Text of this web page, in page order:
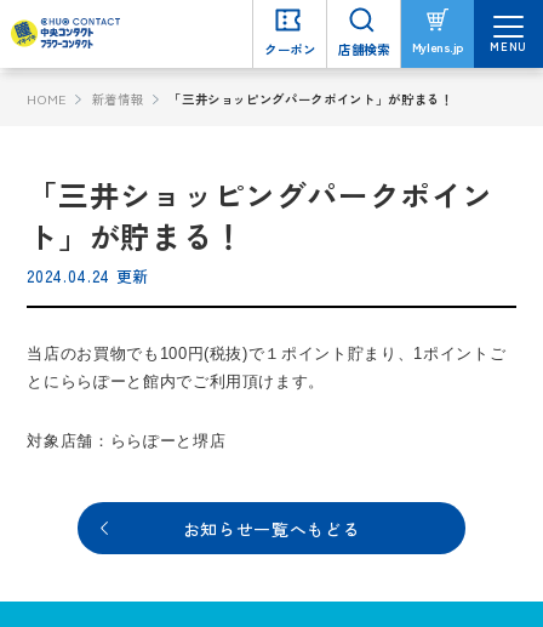
クーポン 店舗検索 Mylens.jp MENU
HOME 新着情報 「三井ショッピングパークポイント」が貯まる！
「三井ショッピングパークポイン
ト」が貯まる！
2024.04.24 更新
当店のお買物でも100円(税抜)で１ポイント貯まり、1ポイントご
とにららぽーと館内でご利用頂けます。
対象店舗：ららぽーと堺店
お知らせ一覧へもどる
クーポン 店舗検索 Mylens.jp MENU